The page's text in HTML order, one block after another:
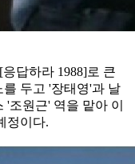
답하라 1988]로 큰
두고 '장태영'과 날
조원근' 역을 맡아 이
정이다.